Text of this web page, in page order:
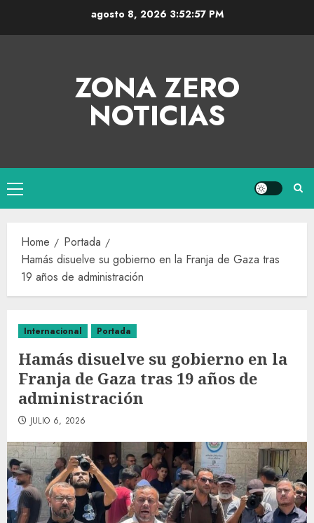
agosto 8, 2026 3:52:57 PM
ZONA ZERO
NOTICIAS
Home
Portada
Hamás disuelve su gobierno en la Franja de Gaza tras
19 años de administración
Internacional Portada
Hamás disuelve su gobierno en la
Franja de Gaza tras 19 años de
administración
JULIO 6, 2026